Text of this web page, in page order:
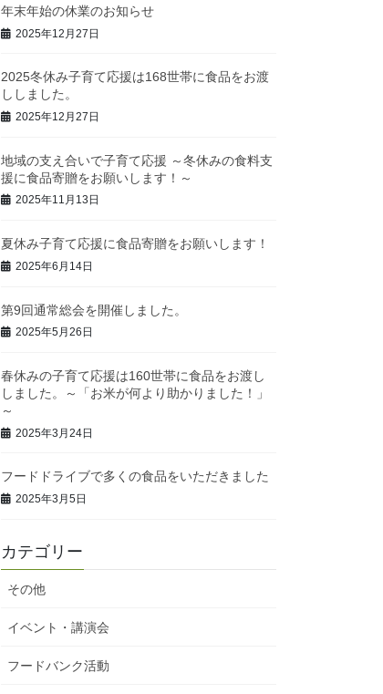
年末年始の休業のお知らせ
2025年12月27日
2025冬休み子育て応援は168世帯に食品をお渡
ししました。
2025年12月27日
地域の支え合いで子育て応援 ～冬休みの食料支
援に食品寄贈をお願いします！～
2025年11月13日
夏休み子育て応援に食品寄贈をお願いします！
2025年6月14日
第9回通常総会を開催しました。
2025年5月26日
春休みの子育て応援は160世帯に食品をお渡し
しました。～「お米が何より助かりました！」
～
2025年3月24日
フードドライブで多くの食品をいただきました
2025年3月5日
カテゴリー
その他
イベント・講演会
フードバンク活動